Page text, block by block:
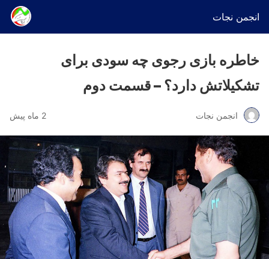
انجمن نجات
خاطره بازی رجوی چه سودی برای
تشکیلاتش دارد؟ – قسمت دوم
انجمن نجات 2 ماه پیش